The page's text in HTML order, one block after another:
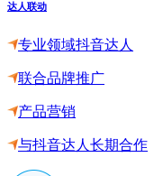
达人联动
专业领域抖音达人
联合品牌推广
产品营销
与抖音达人长期合作